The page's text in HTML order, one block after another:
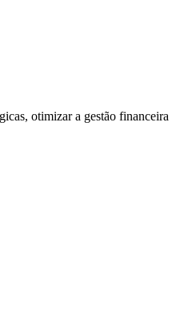
otimizar a gestão financeira